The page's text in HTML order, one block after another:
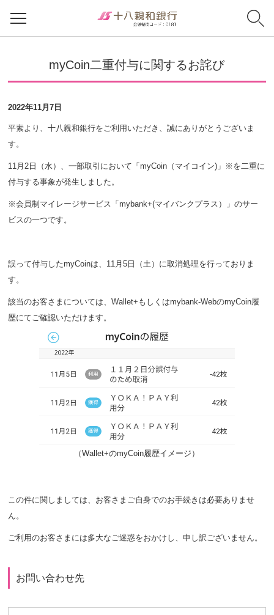
myCoin二重付与に関するお詫び
2022年11月7日
平素より、十八親和銀行をご利用いただき、誠にありがとうございま
す。
11月2日（水）、一部取引において「myCoin（マイコイン)」※を二重に
付与する事象が発生しました。
※会員制マイレージサービス「mybank+(マイバンクプラス）」のサー
ビスの一つです。
誤って付与したmyCoinは、11月5日（土）に取消処理を行っておりま
す。
該当のお客さまについては、Wallet+もしくはmybank-WebのmyCoin履
歴にてご確認いただけます。
（Wallet+のmyCoin履歴イメージ）
この件に関しましては、お客さまご自身でのお手続きは必要ありませ
ん。
ご利用のお客さまには多大なご迷惑をおかけし、申し訳ございません。
お問い合わせ先